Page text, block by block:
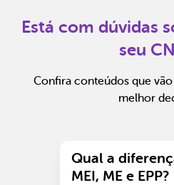
Está com dúvidas
seu
Confira conteúdos que
melhor
Qual a
MEI, ME e EPP?